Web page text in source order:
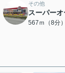
その他
スーパー
567ｍ（8分）